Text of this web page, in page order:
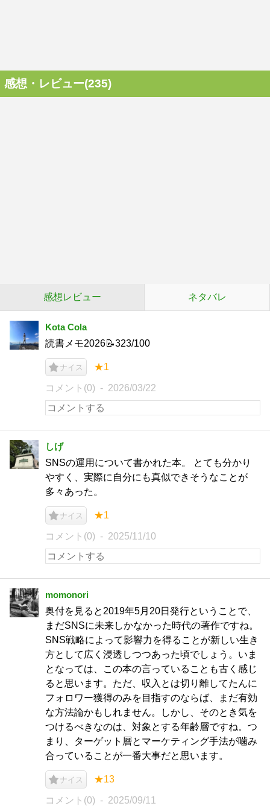
感想・レビュー(235)
感想レビュー ネタバレ
Kota Cola
読書メモ2026📝323/100
ナイス ★1
コメント(0) 2026/03/22
しげ
SNSの運用について書かれた本。 とても分かり
やすく、実際に自分にも真似できそうなことが
多々あった。
ナイス ★1
コメント(0) 2025/11/10
momonori
奥付を見ると2019年5月20日発行ということで、
まだSNSに未来しかなかった時代の著作ですね。
SNS戦略によって影響力を得ることが新しい生き
方として広く浸透しつつあった頃でしょう。いま
となっては、この本の言っていることも古く感じ
ると思います。ただ、収入とは切り離してたんに
フォロワー獲得のみを目指すのならば、まだ有効
な方法論かもしれません。しかし、そのとき気を
つけるべきなのは、対象とする年齢層ですね。つ
まり、ターゲット層とマーケティング手法が噛み
合っていることが一番大事だと思います。
ナイス ★13
コメント(0) 2025/09/11